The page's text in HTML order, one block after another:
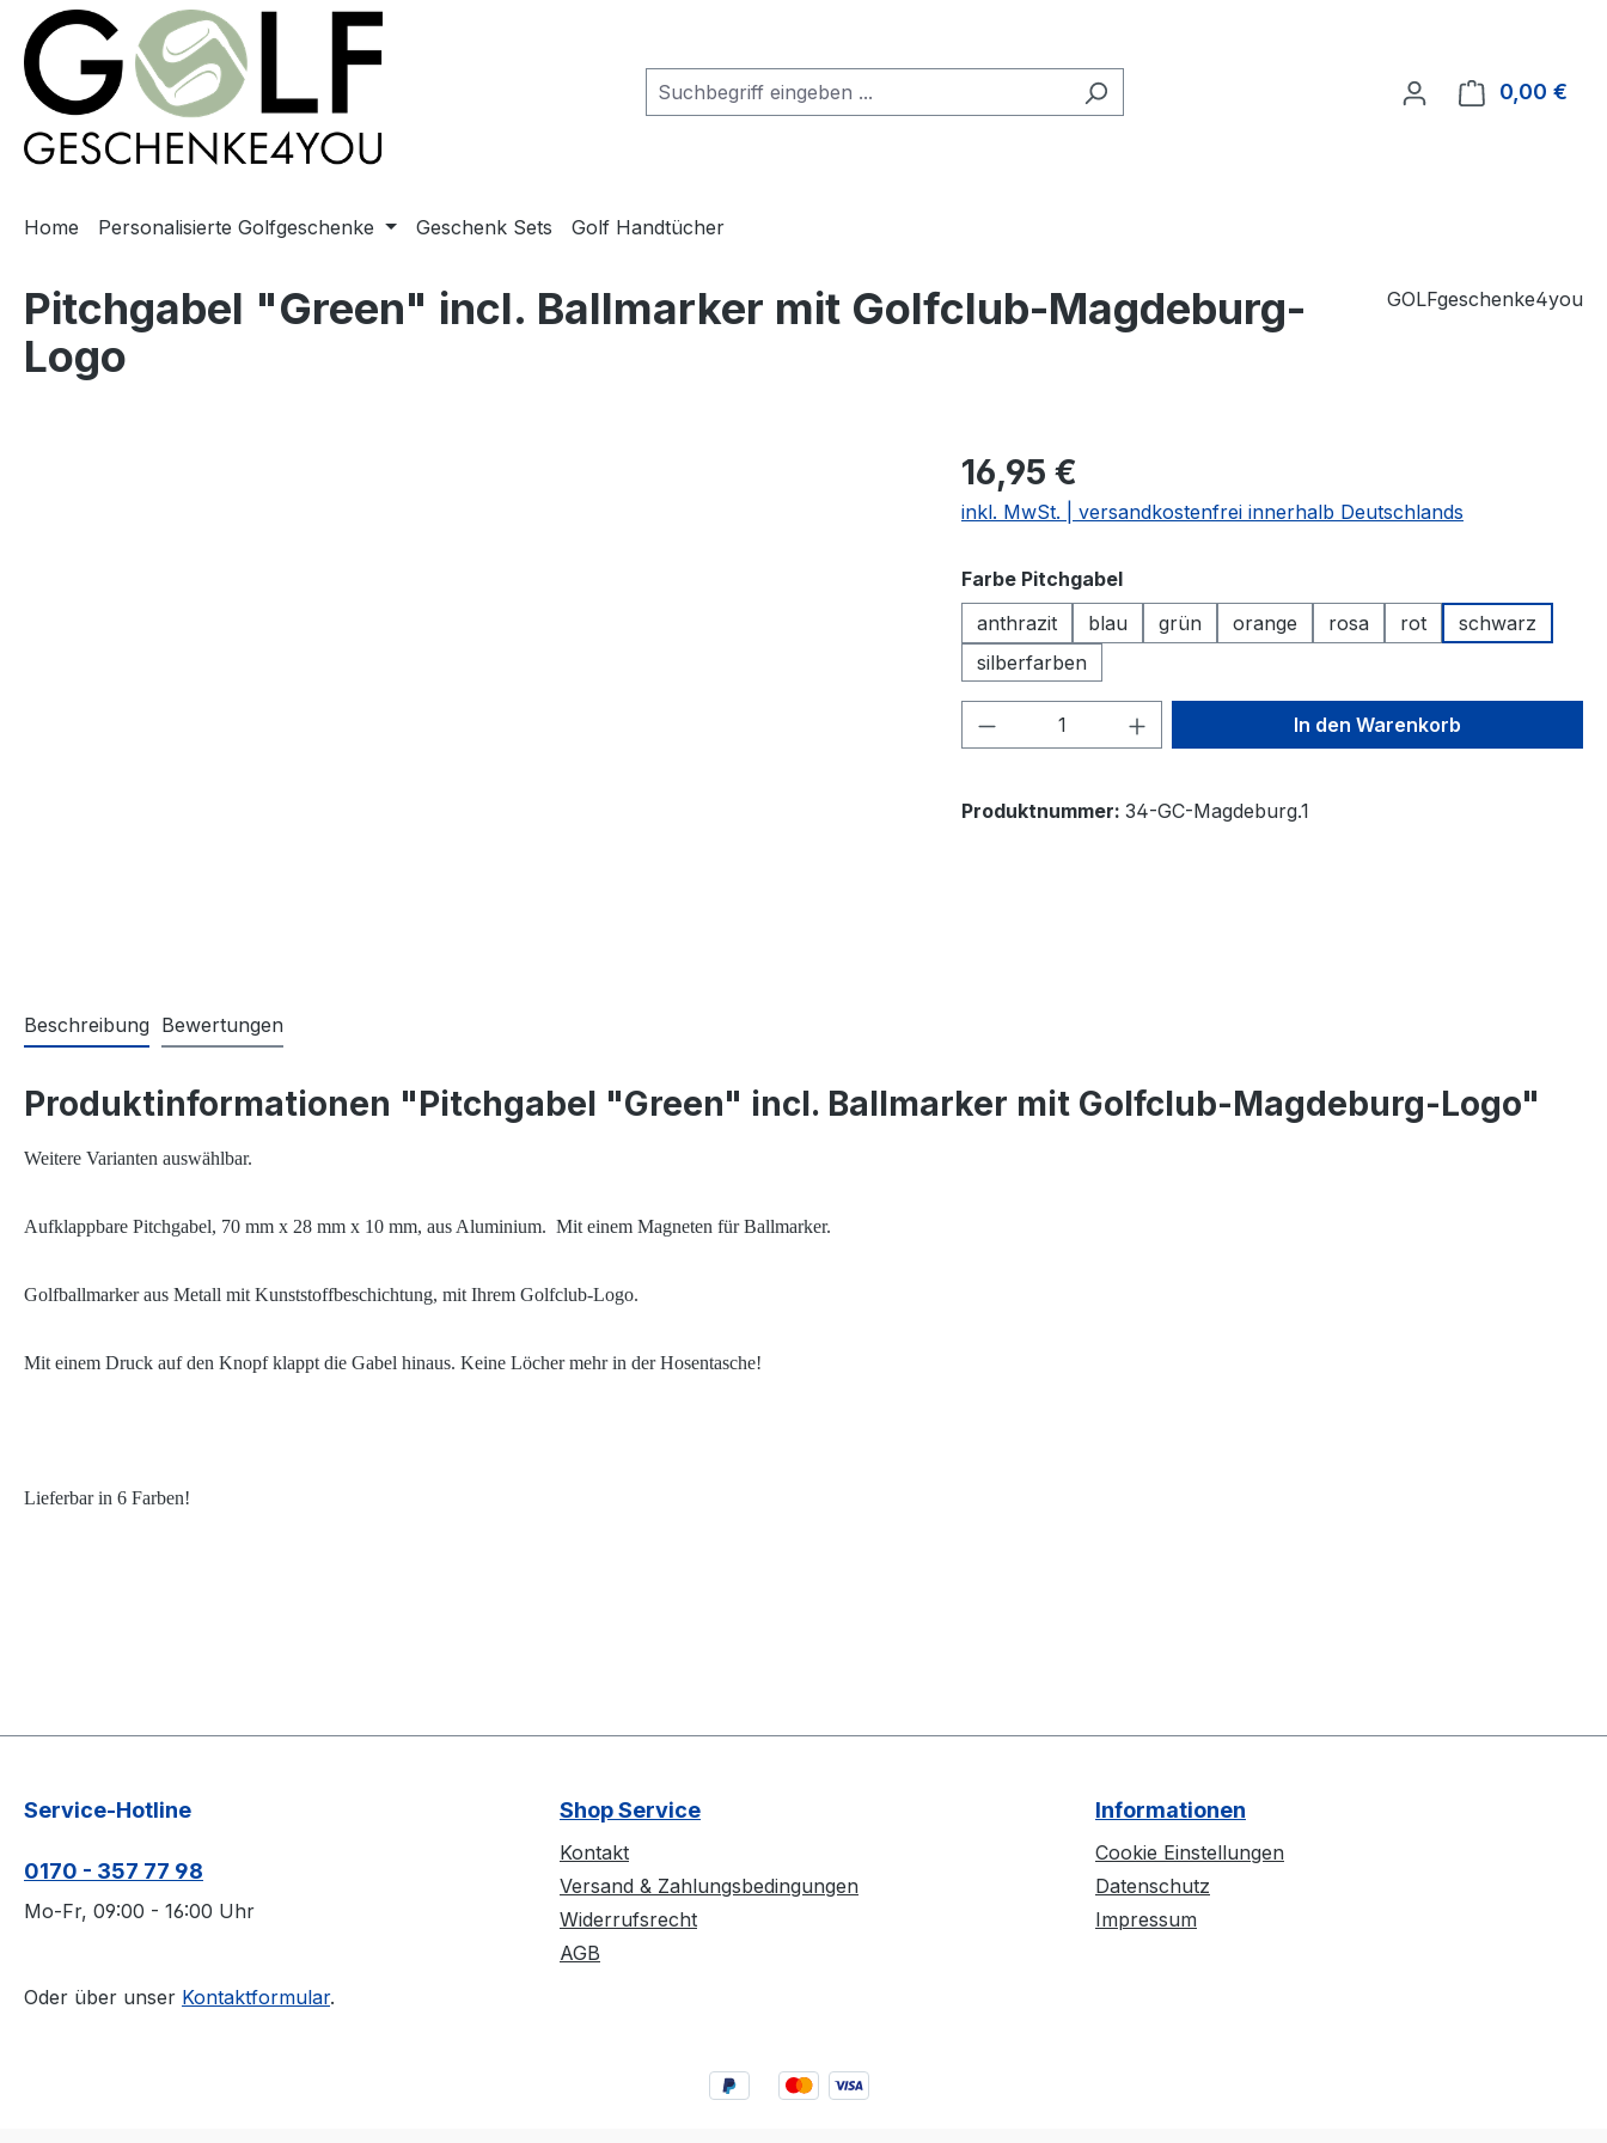
Zur Hauptnavigation springen
0,00 €
Home Personalisierte Golfgeschenke Geschenk Sets Golf Handtücher
Pitchgabel "Green" incl. Ballmarker mit Golfclub-Magdeburg-
Logo
GOLFgeschenke4you
16,95 €
inkl. MwSt. | versandkostenfrei innerhalb Deutschlands
Farbe Pitchgabelauswählen
anthrazit
blau grün orange rosa rot
schwarz
silberfarben
Produkt Anzahl: Gib den gewünschten Wert
In den Warenkorb
Produktnummer: 34-GC-Magdeburg.1
Beschreibung Bewertungen
Produktinformationen "Pitchgabel "Green" incl. Ballmarker mit Golfclub-Magdeburg-Logo"
Weitere Varianten auswählbar.
Aufklappbare Pitchgabel, 70 mm x 28 mm x 10 mm, aus Aluminium. Mit einem Magneten für Ballmarker.
Golfballmarker aus Metall mit Kunststoffbeschichtung, mit Ihrem Golfclub-Logo.
Mit einem Druck auf den Knopf klappt die Gabel hinaus. Keine Löcher mehr in der Hosentasche!
Lieferbar in 6 Farben!
Service-Hotline
0170 - 357 77 98
Mo-Fr, 09:00 - 16:00 Uhr
Oder über unser Kontaktformular.
Shop Service
Kontakt
Versand & Zahlungsbedingungen
Widerrufsrecht
AGB
Informationen
Cookie Einstellungen
Datenschutz
Impressum